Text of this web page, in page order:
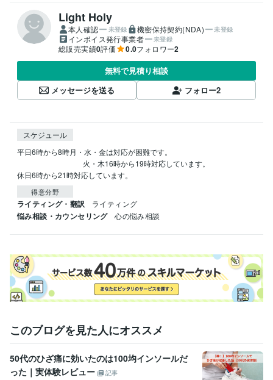
Light Holy
本人確認 未登録 機密保持契約(NDA) 未登録
インボイス発行事業者 未登録
総販売実績0評価 0.0フォロワー2
無料で見積り相談
メッセージを送る
フォロー2
スケジュール
平日6時から8時月・水・金は対応が困難です。
火・木16時から19時対応しています。
休日6時から21時対応しています。
得意分野
ライティング・翻訳 ライティング
悩み相談・カウンセリング 心の悩み相談
このブログを見た人にオススメ
50代のひざ痛に効いたのは100均インソールだ
った｜実体験レビュー
記事